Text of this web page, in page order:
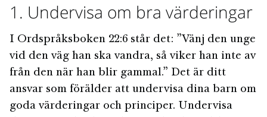
1. Undervisa om bra värderingar
I Ordspråksboken 22:6 står det: ”Vänj den unge
vid den väg han ska vandra, så viker han inte av
från den när han blir gammal.” Det är ditt
ansvar som förälder att undervisa dina barn om
goda värderingar och principer. Undervisa